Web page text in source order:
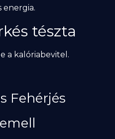
energia.
tészta
a kalóriabevitel.
Fehérjés